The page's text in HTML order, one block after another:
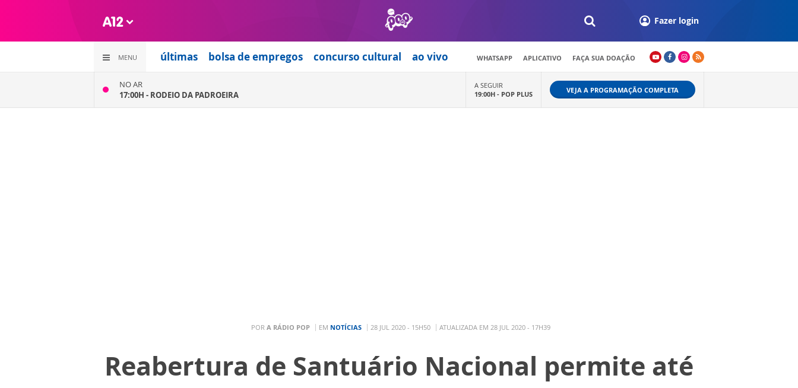
Fazer login
MENU últimas bolsa de empregos concurso cultural ao vivo WHATSAPP APLICATIVO FAÇA SUA DOAÇÃO
NO AR
17:00H - RODEIO DA PADROEIRA
A SEGUIR
19:00H - POP PLUS VEJA A PROGRAMAÇÃO COMPLETA
POR A RÁDIO POP EM NOTÍCIAS 28 JUL 2020 - 15H50 ATUALIZADA EM 28 JUL 2020 - 17H39
Reabertura de Santuário Nacional permite até